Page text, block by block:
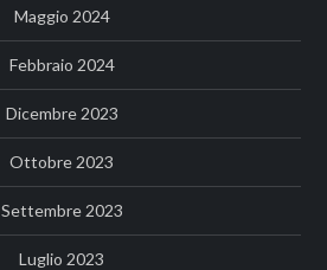
Maggio 2024
Febbraio 2024
Dicembre 2023
Ottobre 2023
Settembre 2023
Luglio 2023